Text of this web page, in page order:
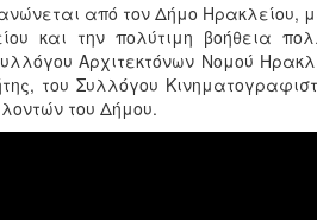
από τον Δήμο Ηρακλείου,
και την πολύτιμη βοήθεια
Αρχιτεκτόνων Νομού
του Συλλόγου
του Δήμου.